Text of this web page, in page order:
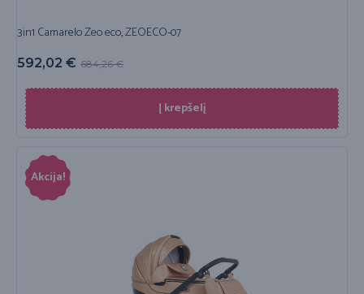
3in1 Camarelo Zeo eco, ZEOECO-07
684,26€
592,02 €
Į krepšelį
Akcija!